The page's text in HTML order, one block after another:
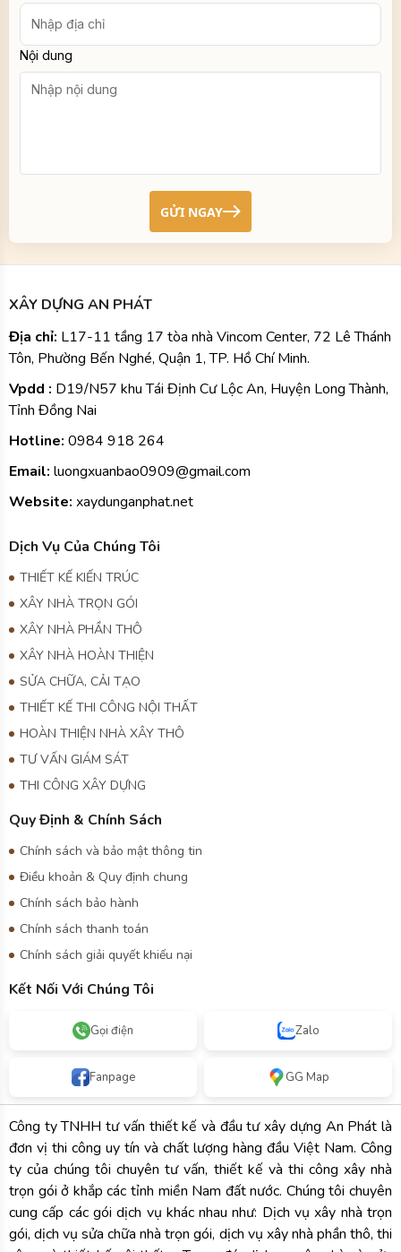
Nội dung
GỬI NGAY
XÂY DỰNG AN PHÁT
Địa chỉ: L17-11 tầng 17 tòa nhà Vincom Center, 72 Lê Thánh
Tôn, Phường Bến Nghé, Quận 1, TP. Hồ Chí Minh.
Vpdd : D19/N57 khu Tái Định Cư Lộc An, Huyện Long Thành,
Tỉnh Đồng Nai
Hotline: 0984 918 264
Email: luongxuanbao0909@gmail.com
Website: xaydunganphat.net
Dịch Vụ Của Chúng Tôi
THIẾT KẾ KIẾN TRÚC
XÂY NHÀ TRỌN GÓI
XÂY NHÀ PHẦN THÔ
XÂY NHÀ HOÀN THIỆN
SỬA CHỮA, CẢI TẠO
THIẾT KẾ THI CÔNG NỘI THẤT
HOÀN THIỆN NHÀ XÂY THÔ
TƯ VẤN GIÁM SÁT
THI CÔNG XÂY DỰNG
Quy Định & Chính Sách
Chính sách và bảo mật thông tin
Điều khoản & Quy định chung
Chính sách bảo hành
Chính sách thanh toán
Chính sách giải quyết khiếu nại
Kết Nối Với Chúng Tôi
Gọi điện Zalo
Fanpage GG Map
Công ty TNHH tư vấn thiết kế và đầu tư xây dựng An Phát là
đơn vị thi công uy tín và chất lượng hàng đầu Việt Nam. Công
ty của chúng tôi chuyên tư vấn, thiết kế và thi công xây nhà
trọn gói ở khắp các tỉnh miền Nam đất nước. Chúng tôi chuyên
cung cấp các gói dịch vụ khác nhau như: Dịch vụ xây nhà trọn
gói, dịch vụ sửa chữa nhà trọn gói, dịch vụ xây nhà phần thô, thi